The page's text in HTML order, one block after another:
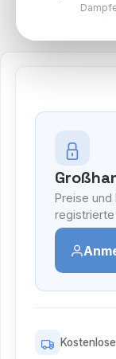
SKE Crystal
Preise und
registrierte